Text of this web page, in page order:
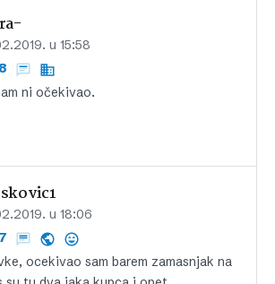
u 15:58
ni očekivao.
u 18:06
ocekivao sam barem zamasnjak na